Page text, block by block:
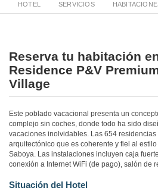
HOTEL SERVICIOS
Reserva tu habitación
Residence P&V
Village
Este poblado vacacional presenta un
complejo sin coches, donde todo ha sido
vacaciones inolvidables. Las 654
arquitectónico que es coherente y fiel al
Saboya. Las instalaciones incluyen caja
conexión a Internet WiFi (de pago), salón de
Situación del Hotel